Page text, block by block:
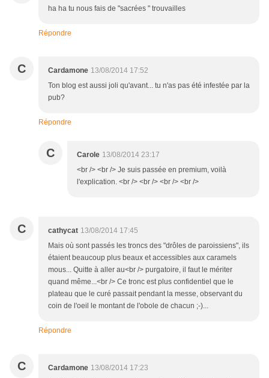
ha ha tu nous fais de "sacrées " trouvailles
Répondre
C Cardamone 13/08/2014 17:52
Ton blog est aussi joli qu'avant... tu n'as pas été infestée par la
pub?
Répondre
C Carole 13/08/2014 23:17
<br /> <br /> Je suis passée en premium, voilà
l'explication. <br /> <br /> <br /> <br />
C cathycat 13/08/2014 17:45
Mais où sont passés les troncs des "drôles de paroissiens", ils
étaient beaucoup plus beaux et accessibles aux caramels
mous... Quitte à aller au<br /> purgatoire, il faut le mériter
quand même...<br /> Ce tronc est plus confidentiel que le
plateau que le curé passait pendant la messe, observant du
coin de l'oeil le montant de l'obole de chacun ;-)...
Répondre
C Cardamone 13/08/2014 17:23